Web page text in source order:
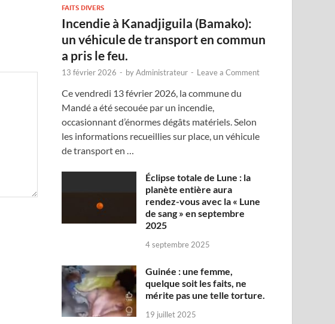
FAITS DIVERS
Incendie à Kanadjiguila (Bamako):
un véhicule de transport en commun
a pris le feu.
13 février 2026 - byAdministrateur - Leave a Comment
Ce vendredi 13 février 2026, la commune du
Mandé a été secouée par un incendie,
occasionnant d’énormes dégâts matériels. Selon
les informations recueillies sur place, un véhicule
de transport en …
Éclipse totale de Lune : la
planète entière aura
rendez-vous avec la « Lune
de sang » en septembre
2025
4 septembre 2025
Guinée : une femme,
quelque soit les faits, ne
mérite pas une telle torture.
19 juillet 2025